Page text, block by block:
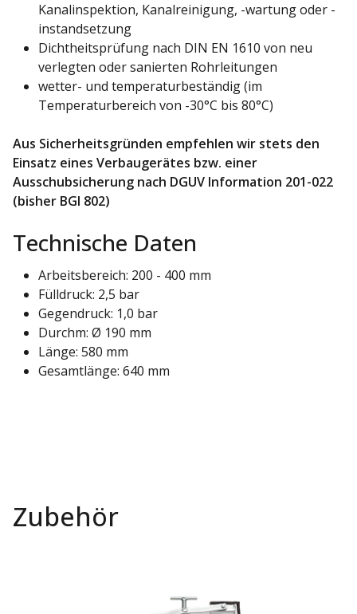
Kanalinspektion, Kanalreinigung, -wartung oder -
instandsetzung
Dichtheitsprüfung nach DIN EN 1610 von neu
verlegten oder sanierten Rohrleitungen
wetter- und temperaturbeständig (im
Temperaturbereich von -30°C bis 80°C)
Aus Sicherheitsgründen empfehlen wir stets den
Einsatz eines Verbaugerätes bzw. einer
Ausschubsicherung nach DGUV Information 201-022
(bisher BGI 802)
Technische Daten
Arbeitsbereich: 200 - 400 mm
Fülldruck: 2,5 bar
Gegendruck: 1,0 bar
Durchm: Ø 190 mm
Länge: 580 mm
Gesamtlänge: 640 mm
Zubehör